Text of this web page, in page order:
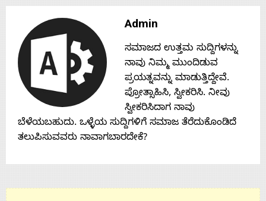
Advertise
With
Us
Admin
ಸಮಾಜದ ಉತ್ತಮ ಸುದ್ದಿಗಳನ್ನು
ನಾವು ನಿಮ್ಮ ಮುಂದಿಡುವ
ಪ್ರಯತ್ನವನ್ನು ಮಾಡುತ್ತಿದ್ದೇವೆ.
ಪ್ರೋತ್ಸಾಹಿಸಿ, ಸ್ವೀಕರಿಸಿ. ನೀವು
ಸ್ವೀಕರಿಸಿದಾಗ ನಾವು
ಬೆಳೆಯಬಹುದು. ಒಳ್ಳೆಯ ಸುದ್ದಿಗಳಿಗೆ ಸಮಾಜ ತೆರೆದುಕೊಂಡಿದೆ
ತಲುಪಿಸುವವರು ನಾವಾಗಬಾರದೇಕೆ?